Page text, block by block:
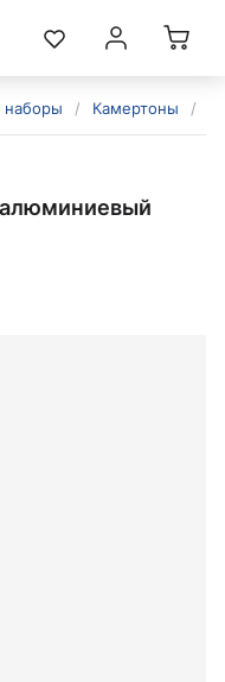
наборы / Камертоны /
алюминиевый